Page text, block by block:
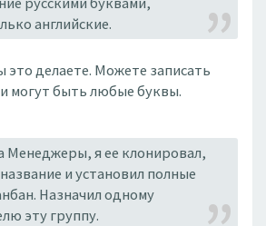
английские.
это делаете. Можете записать
могут быть любые буквы.
Менеджеры, я ее клонировал,
и установил полные
Назначил одному
эту группу.